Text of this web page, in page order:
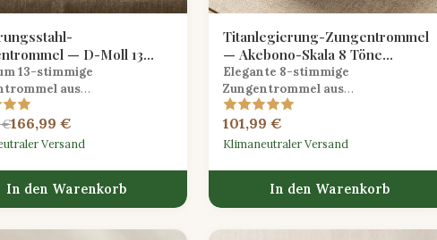
— D-Moll 13
13-stimmige
aus
obsidian-schwarzer
die tiefe meditative Töne
€166,99 €
Versand
In den Warenkorb
Titanlegierung-Zungentrommel
— Akebono-Skala 8 Töne
Waldgrün
Elegante 8-stimmige
Zungentrommel aus
Titanlegierung
japanische Akebono-Skala in einer
naturinspirierten, forstgrünen
Erkundungen.
101,99 €
Klimaneutraler Versand
In den Warenkorb